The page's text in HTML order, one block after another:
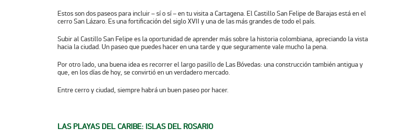
Estos son dos paseos para incluir – sí o sí – en tu visita a Cartagena.El Castillo San Felipe de Barajasestá en el
cerro San Lázaro. Es una fortificación del siglo XVII y una de las más grandes de todo el país.
Subir al Castillo San Felipe es la oportunidad de aprender más sobre la historia colombiana, apreciando la vista
hacia la ciudad. Un paseo que puedes hacer en una tarde y que seguramente vale mucho la pena.
Por otro lado, una buena idea es recorrer el largo pasillo de Las Bóvedas: una construcción también antigua y
que, en los días de hoy, se convirtió en un verdadero mercado.
Entre cerro y ciudad, siempre habrá un buen paseo por hacer.
LAS PLAYAS DEL CARIBE: ISLAS DEL ROSARIO